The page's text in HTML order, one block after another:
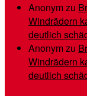
Anonymzu
Windrädern
deutlich
Anonymzu
Windrädern
deutlich